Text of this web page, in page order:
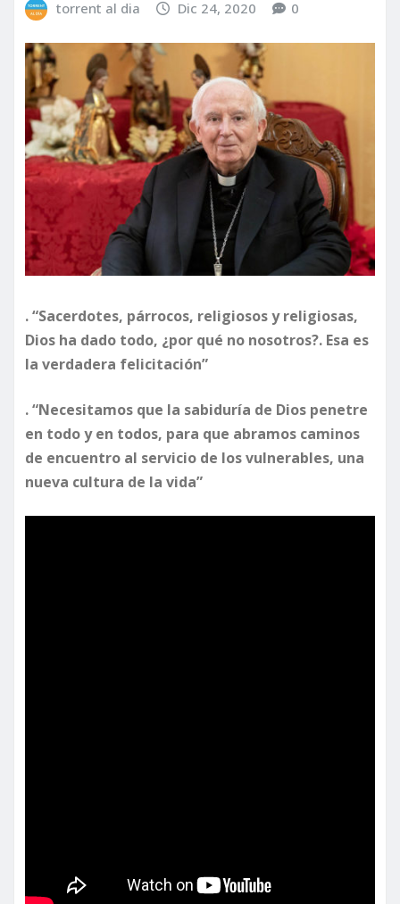
torrent al dia Dic 24, 2020 0
. “Sacerdotes, párrocos, religiosos y religiosas,
Dios ha dado todo, ¿por qué no nosotros?. Esa es
la verdadera felicitación”
. “Necesitamos que la sabiduría de Dios penetre
en todo y en todos, para que abramos caminos
de encuentro al servicio de los vulnerables, una
nueva cultura de la vida”